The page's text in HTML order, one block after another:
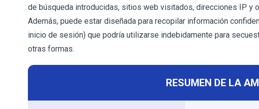
de búsqueda introducidas, sitios web visitados, direcciones IP y
Además, puede estar diseñada para recopilar información
inicio de sesión) que podría utilizarse indebidamente para
otras formas.
RESUMEN DE LA